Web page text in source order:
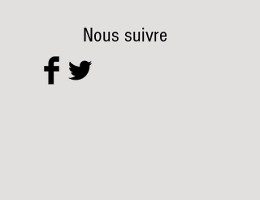
Nous suivre